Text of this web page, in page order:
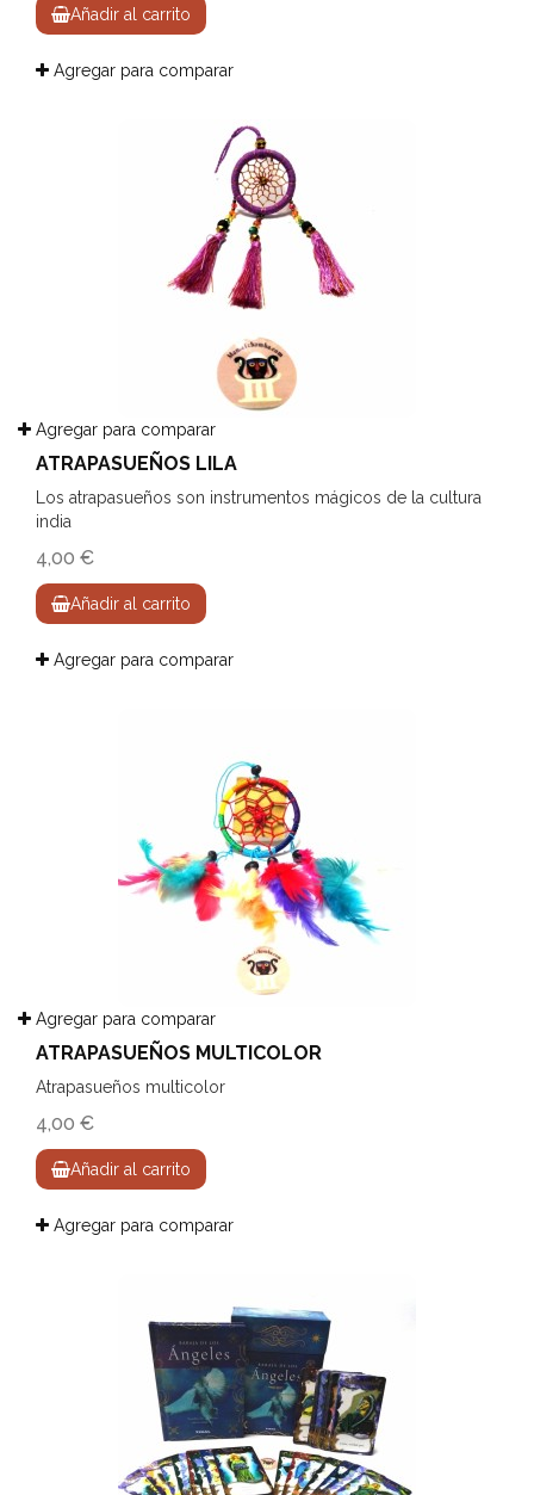
Añadir al carrito
Agregar para comparar
Agregar para comparar
ATRAPASUEÑOS LILA
Los atrapasueños son instrumentos mágicos de la cultura
india
4,00 €
Añadir al carrito
Agregar para comparar
Agregar para comparar
ATRAPASUEÑOS MULTICOLOR
Atrapasueños multicolor
4,00 €
Añadir al carrito
Agregar para comparar